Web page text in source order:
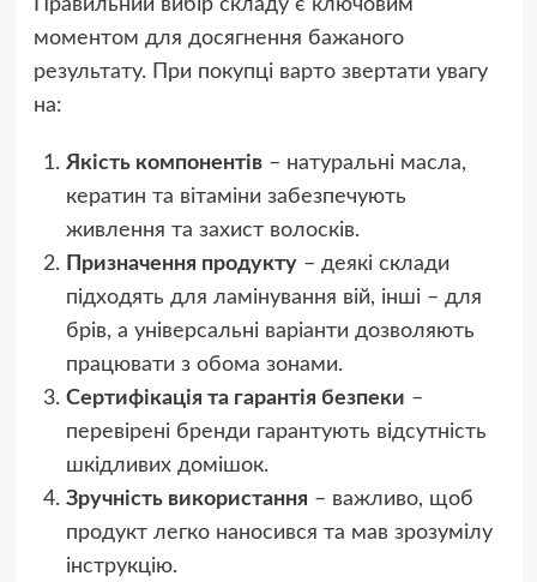
моментом для досягнення бажаного
результату. При покупці варто звертати увагу
на:
Якість компонентів– натуральні масла,
кератин та вітаміни забезпечують
живлення та захист волосків.
Призначення продукту– деякі склади
підходять для ламінування вій, інші – для
брів, а універсальні варіанти дозволяють
працювати з обома зонами.
Сертифікація та гарантія безпеки –
перевірені бренди гарантують відсутність
шкідливих домішок.
Зручність використання – важливо, щоб
продукт легко наносився та мав зрозумілу
інструкцію.